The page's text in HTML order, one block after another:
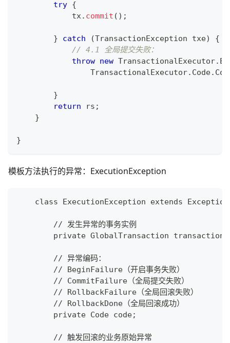
try {
            tx
. commit ( ) ;
} catch (TransactionException txe)
{
// 4.1 全局提交失败：
throw new TransactionalExecutor.
TransactionalExecutor. Code.
}
return rs ;
}
}
模板方法执行的异常：ExecutionException
class ExecutionException extends
        // 发生异常的事务实例
        private GlobalTransaction transaction;
        // 异常编码：
        // BeginFailure（开启事务失败）
        // CommitFailure（全局提交失败）
        // RollbackFailure（全局回滚失败）
        // RollbackDone（全局回滚成功）
        private Code code;
        // 触发回滚的业务原始异常